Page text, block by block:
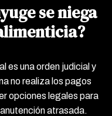
se niega
es una orden judicial y
no realiza los pagos
opciones legales para
atrasada.